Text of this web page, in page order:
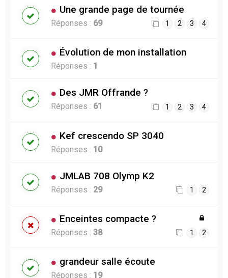
Une grande page de tournée
Réponses : 69 1 2 3 4
Évolution de mon installation
Réponses : 1
Des JMR Offrande ?
Réponses : 61 1 2 3 4
Kef crescendo SP 3040
Réponses : 10
JMLAB 708 Olymp K2
Réponses : 29 1 2
Enceintes compacte ?
Réponses : 38 1 2
grandeur salle écoute
Réponses : 19